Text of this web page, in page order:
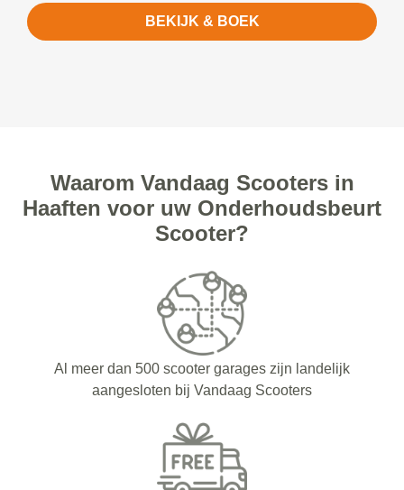
BEKIJK & BOEK
Waarom Vandaag Scooters in
Haaften voor uw Onderhoudsbeurt
Scooter?
Al meer dan 500 scooter garages zijn landelijk
aangesloten bij Vandaag Scooters